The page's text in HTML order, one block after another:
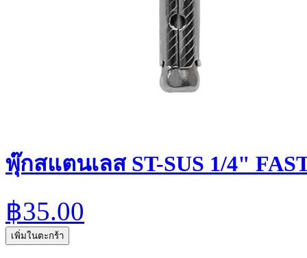
พุ๊กสแตนเลส ST-SUS 1/4"
฿35.00
เพิ่มในตะกร้า